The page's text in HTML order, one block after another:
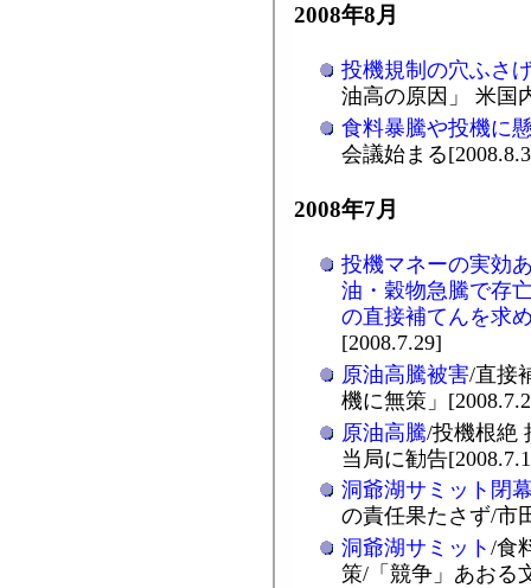
2008年8月
投機規制の穴ふさ
油高の原因」 米国
食料暴騰や投機に
会議始まる
2008年7月
投機マネーの実効
油・穀物急騰で存
の直接補てんを求
[2008.7.29]
原油高騰被害/直接
機に無策」
原油高騰/投機根絶
当局に勧告
洞爺湖サミット閉
の責任果たさず/市
洞爺湖サミット /食
策/「競争」あおる